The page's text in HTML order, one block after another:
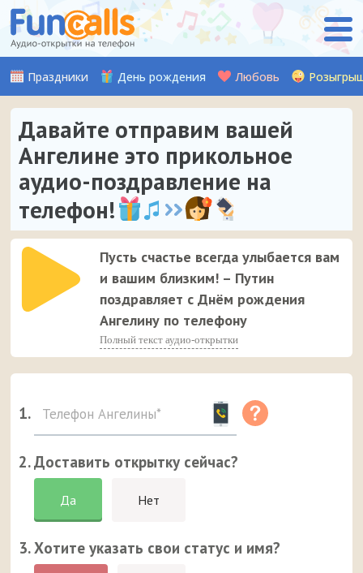
Праздники День рождения Любовь
Давайте отправим вашей
Ангелине это прикольное
аудио-поздравление на
телефон!
Пусть счастье всегда улыбается вам
и вашим близким! – Путин
поздравляет с Днём рождения
Ангелину по телефону
Полный текст аудио-открытки
1.
2. Доставить открытку сейчас?
Да Нет
3. Хотите указать свои статус и имя?